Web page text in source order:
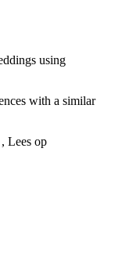
using
with a similar
Lees op